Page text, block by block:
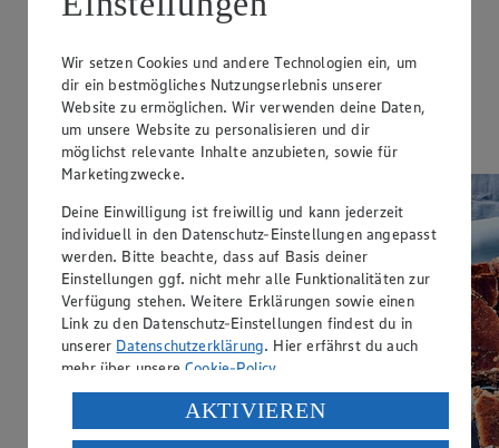
25 min.
Glutenfrei
Ernährungsweise
Vegetarisch
Wir setzen Cookies und andere Technologien ein, um
dir ein bestmögliches Nutzungserlebnis unserer
Website zu ermöglichen. Wir verwenden deine Daten,
um unsere Website zu personalisieren und dir
möglichst relevante Inhalte anzubieten, sowie für
Marketingzwecke.
Deine Einwilligung ist freiwillig und kann jederzeit
individuell in den Datenschutz-Einstellungen angepasst
werden. Bitte beachte, dass auf Basis deiner
Einstellungen ggf. nicht mehr alle Funktionalitäten zur
Verfügung stehen. Weitere Erklärungen sowie einen
Link zu den Datenschutz-Einstellungen findest du in
unserer Datenschutzerklärung. Hier erfährst du auch
mehr über unsereCookie-Policy.
Verarbeitung deiner personenbezogenen Daten in den
USA durch Facebook und YouTube:
AKTIVIEREN